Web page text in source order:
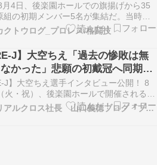
月4日、後楽園ホールでの旗揚げから35
組の初期メンバー5名が集結だ。当時に
したファンは大注目となるトークイベン
8日朝8時より受付となる。 11月7日
中央区京橋『藤原組... The post 藤原
記念イベントに初期5…
クトウログ_プロレス/格闘技
J】大空ちえ「過去の惨敗は無
かった」悲願の初戴冠へ同期タ
王者撃破に挑む
J】大空ちえ選手インタビュー公開！ 8
火・祝）、後楽園ホールで開催される
子プロレス9周年記念大会。 デイリー
認定女子タッグ王座に挑むのは、生え抜
リアルクロス社長 山口義徳ブログ『ブロッていいとも♪』